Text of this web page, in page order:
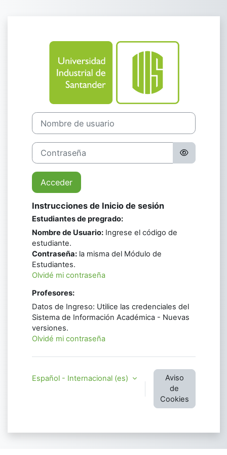
Entrar a
Nombre de usuario
Contraseña
Acceder
Instrucciones de Inicio de sesión
Estudiantes de pregrado:
Nombre de Usuario:Ingrese el código de
estudiante.
Contraseña:la misma del Módulo de
Estudiantes.
Olvidé mi contraseña
Profesores:
Datos de Ingreso: Utilice las credenciales del
Sistema de Información Académica - Nuevas
versiones.
Olvidé mi contraseña
Español - Internacional ‎(es)‎
Aviso
de
Cookies